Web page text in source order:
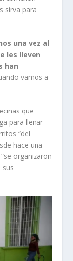
sirva para
una vez al
les lleven
han
vamos a
que
para llenar
“del
hace una
organizaron
sus